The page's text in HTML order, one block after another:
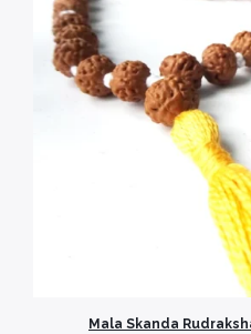
Mala Skanda